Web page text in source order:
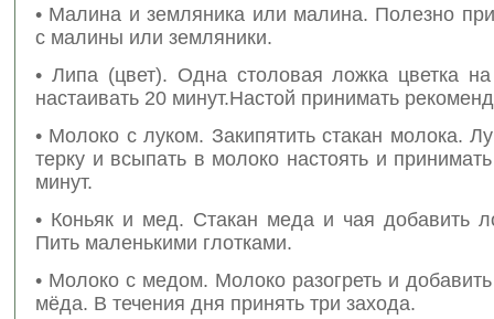
• Малина и земляника или малина. Полезно
с малины или земляники.
• Липа (цвет). Одна столовая ложка цветка
настаивать 20 минут.Настой принимать
• Молоко с луком. Закипятить стакан молока.
терку и всыпать в молоко настоять и
минут.
• Коньяк и мед. Стакан меда и чая добавить
Пить маленькими глотками.
• Молоко с медом. Молоко разогреть и
мёда. В течения дня принять три захода.